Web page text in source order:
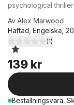
psychological thriller
Av Alex Marwood
Häftad, Engelska,
1,0utav 5 stjärnor.
(1)
139 kr
Beställningsvara.